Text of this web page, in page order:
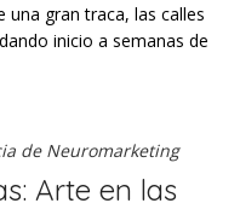
una gran traca, las calles
inicio a semanas de
de Neuromarketing
Arte en las